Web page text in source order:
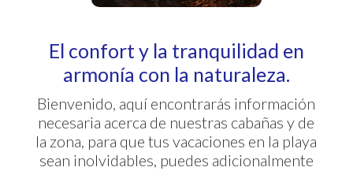
El confort y la tranquilidad en
armonía con la naturaleza.
Bienvenido, aquí encontrarás información
necesaria acerca de nuestras cabañas y de
la zona, para que tus vacaciones en la playa
sean inolvidables, puedes adicionalmente